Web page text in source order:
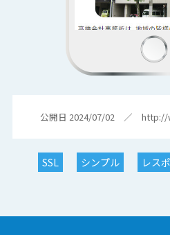
公開日 2024/07/02 ／http://
SSL シンプル レス